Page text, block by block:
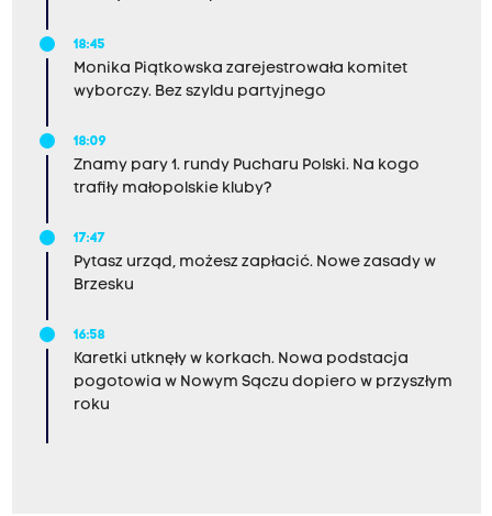
18:45
Monika Piątkowska zarejestrowała komitet
wyborczy. Bez szyldu partyjnego
18:09
Znamy pary 1. rundy Pucharu Polski. Na kogo
trafiły małopolskie kluby?
17:47
Pytasz urząd, możesz zapłacić. Nowe zasady w
Brzesku
16:58
Karetki utknęły w korkach. Nowa podstacja
pogotowia w Nowym Sączu dopiero w przyszłym
roku